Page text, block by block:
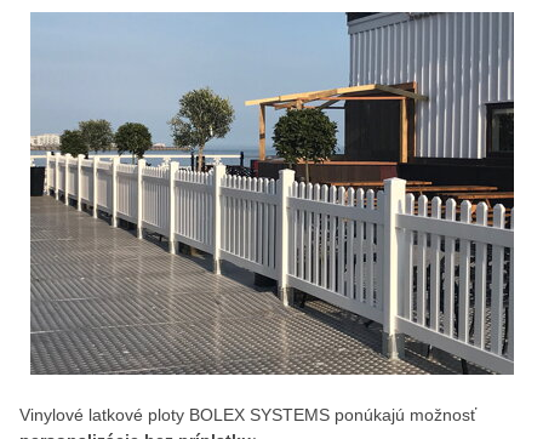
Vinylové latkové ploty BOLEX SYSTEMS ponúkajú možnosť